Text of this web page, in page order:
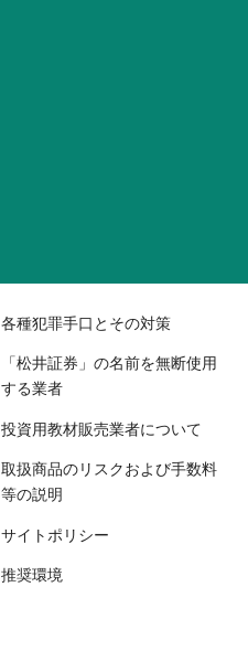
各種犯罪手口とその対策
「松井証券」の名前を無断使用
する業者
投資用教材販売業者について
取扱商品のリスクおよび手数料
等の説明
サイトポリシー
推奨環境